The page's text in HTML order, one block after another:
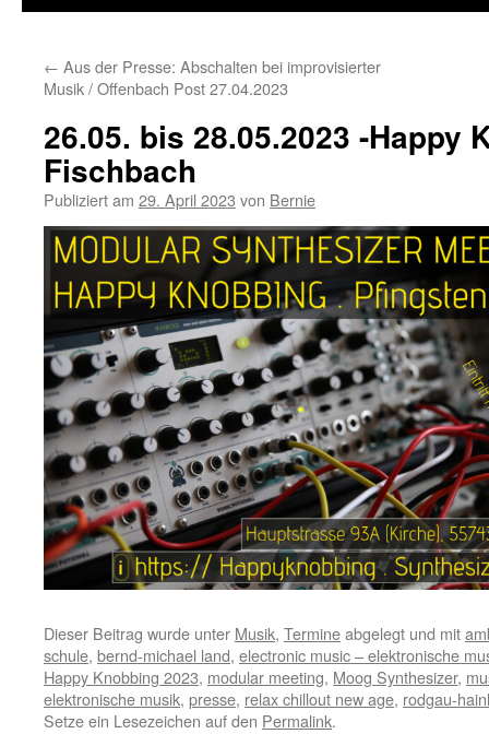
← Aus der Presse: Abschalten bei improvisierter
Musik / Offenbach Post 27.04.2023
26.05. bis 28.05.2023 -Happy
Fischbach
Publiziert am 29. April 2023 von Bernie
Dieser Beitrag wurde unter Musik, Termineabgelegt und mit
schule, bernd-michael land, electronic music – elektronische
Happy Knobbing 2023, modular meeting, Moog Synthesizer,
elektronische musik, presse, relax chillout new age, rodgau-
Setze ein Lesezeichen auf den Permalink.